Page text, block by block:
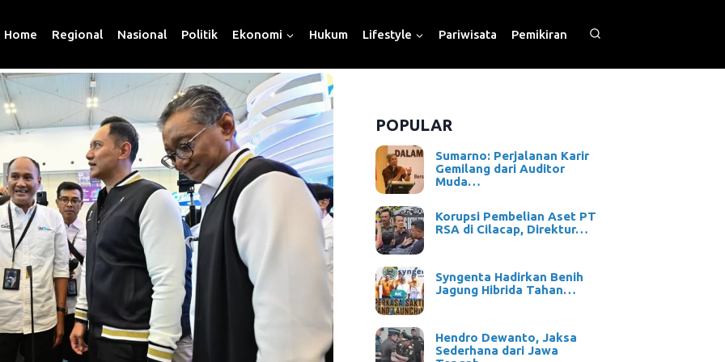
Home Regional Nasional Politik Ekonomi Hukum Lifestyle Pariwisata Pemikiran
POPULAR
Sumarno: Perjalanan Karir
Gemilang dari Auditor
Muda…
Korupsi Pembelian Aset PT
RSA di Cilacap, Direktur…
Syngenta Hadirkan Benih
Jagung Hibrida Tahan…
Hendro Dewanto, Jaksa
Sederhana dari Jawa